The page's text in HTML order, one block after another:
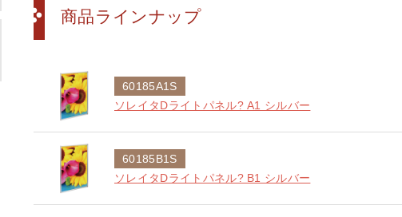
商品ラインナップ
60185A1S
ソレイタDライトパネル? A1 シルバー
60185B1S
ソレイタDライトパネル? B1 シルバー